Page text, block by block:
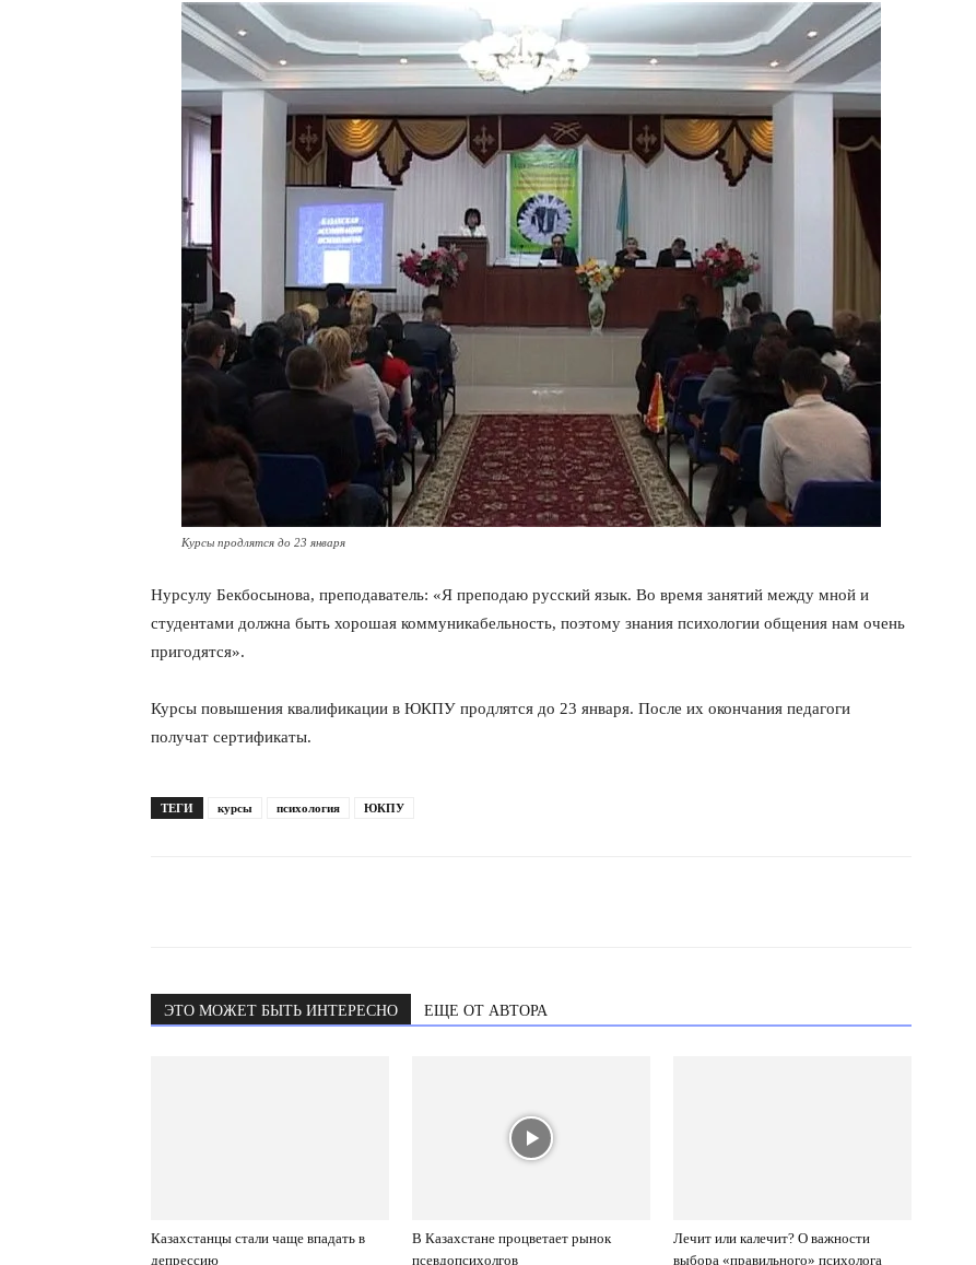
Курсы продлятся до 23 января
Нурсулу Бекбосынова, преподаватель: «Я преподаю русский язык. Во время занятий между мной и
студентами должна быть хорошая коммуникабельность, поэтому знания психологии общения нам очень
пригодятся».
Курсы повышения квалификации в ЮКПУ продлятся до 23 января. После их окончания педагоги
получат сертификаты.
ТЕГИ курсы психология ЮКПУ
ЭТО МОЖЕТ БЫТЬ ИНТЕРЕСНО ЕЩЕ ОТ АВТОРА
Казахстанцы стали чаще впадать в
депрессию
В Казахстане процветает рынок
псевдопсихолгов
Лечит или калечит? О важности
выбора «правильного» психолога